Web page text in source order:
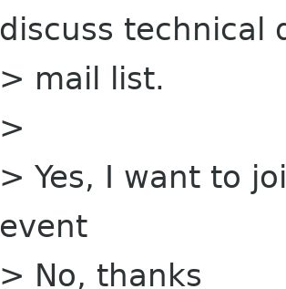
discuss technical
> mail list.
>
> Yes, I want to
event
> No, thanks